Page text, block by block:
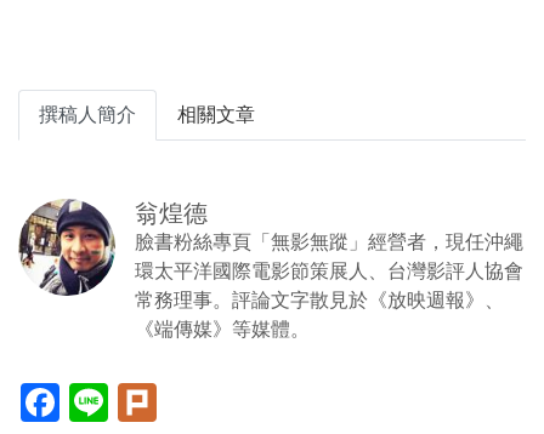
撰稿人簡介 相關文章
翁煌德
臉書粉絲專頁「無影無蹤」經營者，現任沖繩
環太平洋國際電影節策展人、台灣影評人協會
常務理事。評論文字散見於《放映週報》、
《端傳媒》等媒體。
Facebook(另
開
Line(另
開